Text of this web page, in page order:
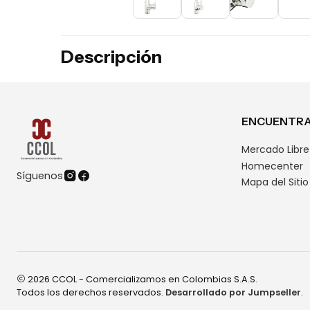
Descripción
Síguenos
Mercado Libre
Homecenter
Mapa del Sitio
2026 CCOL - Comercializamos en Colombias S.A.S.
Todos los derechos reservados. Desarrollado por Jumpseller.